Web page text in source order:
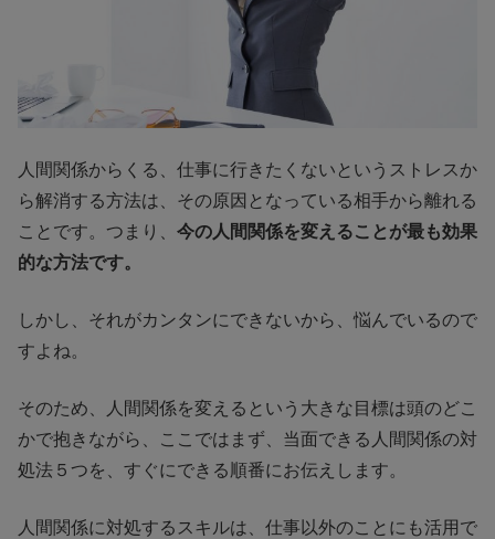
人間関係からくる、仕事に行きたくないというストレスか
ら解消する方法は、その原因となっている相手から離れる
ことです。つまり、 今の人間関係を変えることが最も効果
的な方法です。
しかし、それがカンタンにできないから、悩んでいるので
すよね。
そのため、人間関係を変えるという大きな目標は頭のどこ
かで抱きながら、ここではまず、当面できる人間関係の対
処法５つを、すぐにできる順番にお伝えします。
人間関係に対処するスキルは、仕事以外のことにも活用で